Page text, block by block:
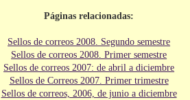
Páginas relacionadas:
Sellos de correos 2008. Segundo semestre
Sellos de correos 2008. Primer semestre
Sellos de correos 2007: de abril a diciembre
Sellos de Correos 2007. Primer trimestre
Sellos de correos, 2006, de junio a diciembre